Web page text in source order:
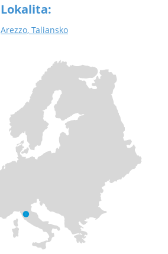
Lokalita:
Arezzo, Taliansko